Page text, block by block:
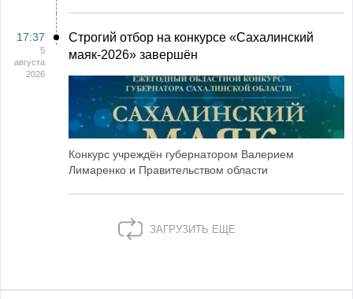
17:37
5
августа
2026
Строгий отбор на конкурсе «Сахалинский
маяк‑2026» завершён
Конкурс учреждён губернатором Валерием
Лимаренко и Правительством области
ЗАГРУЗИТЬ ЕЩЕ